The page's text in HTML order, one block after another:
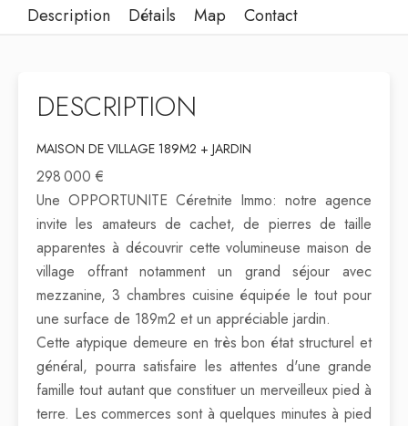
Description Détails Map Contact
DESCRIPTION
MAISON DE VILLAGE 189M2 + JARDIN
298 000 €
Une OPPORTUNITE Céretnite Immo: notre agence
invite les amateurs de cachet, de pierres de taille
apparentes à découvrir cette volumineuse maison de
village offrant notamment un grand séjour avec
mezzanine, 3 chambres cuisine équipée le tout pour
une surface de 189m2 et un appréciable jardin.
Cette atypique demeure en très bon état structurel et
général, pourra satisfaire les attentes d'une grande
famille tout autant que constituer un merveilleux pied à
terre. Les commerces sont à quelques minutes à pied